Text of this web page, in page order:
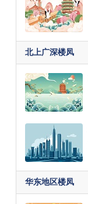
品
北上广深楼凤
华东地区楼凤